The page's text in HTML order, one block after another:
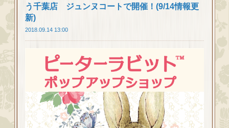
う千葉店 ジュンヌコートで開催！(9/14情報更
新)
2018.09.14 13:00